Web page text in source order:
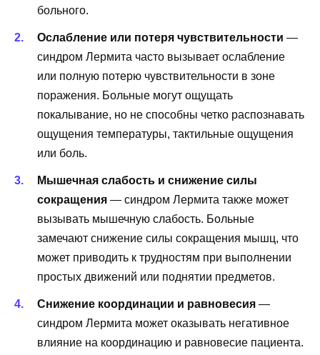
больного.
Ослабление или потеря чувствительности —
синдром Лермита часто вызывает ослабление
или полную потерю чувствительности в зоне
поражения. Больные могут ощущать
покалывание, но не способны четко распознавать
ощущения температуры, тактильные ощущения
или боль.
Мышечная слабость и снижение силы
сокращения — синдром Лермита также может
вызывать мышечную слабость. Больные
замечают снижение силы сокращения мышц, что
может приводить к трудностям при выполнении
простых движений или поднятии предметов.
Снижение координации и равновесия —
синдром Лермита может оказывать негативное
влияние на координацию и равновесие пациента.